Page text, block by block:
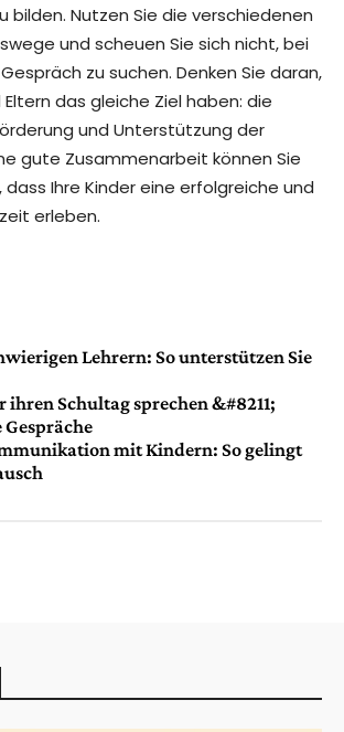
bilden. Nutzen Sie die verschiedenen
und scheuen Sie sich nicht, bei
zu suchen. Denken Sie daran,
das gleiche Ziel haben: die
und Unterstützung der
gute Zusammenarbeit können Sie
Ihre Kinder eine erfolgreiche und
erleben.
Lehrern: So unterstützen Sie
ihren Schultag sprechen &#8211;
mit Kindern: So gelingt